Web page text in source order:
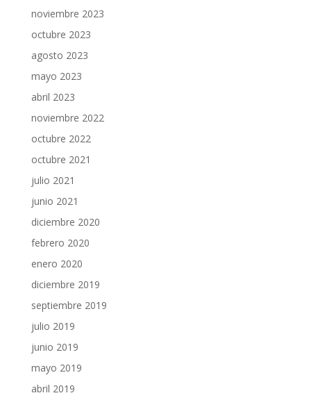
noviembre 2023
octubre 2023
agosto 2023
mayo 2023
abril 2023
noviembre 2022
octubre 2022
octubre 2021
julio 2021
junio 2021
diciembre 2020
febrero 2020
enero 2020
diciembre 2019
septiembre 2019
julio 2019
junio 2019
mayo 2019
abril 2019